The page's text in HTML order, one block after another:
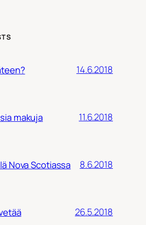
14.6.2018
makuja 11.6.2018
Nova Scotiassa 8.6.2018
26.5.2018